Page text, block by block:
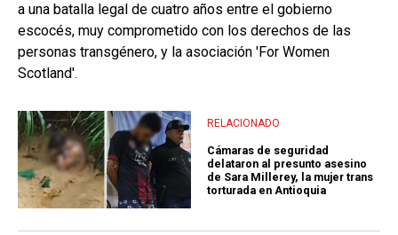
a una batalla legal de cuatro años entre el gobierno
escocés, muy comprometido con los derechos de las
personas transgénero, y la asociación 'For Women
Scotland'.
RELACIONADO
Cámaras de seguridad
delataron al presunto asesino
de Sara Millerey, la mujer trans
torturada en Antioquia